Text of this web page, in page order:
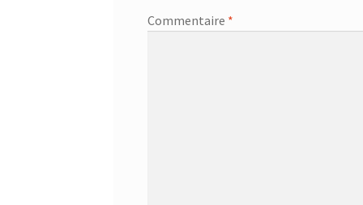
Commentaire *